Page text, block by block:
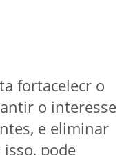
fortacelecr o
o interesse
e eliminar
pode